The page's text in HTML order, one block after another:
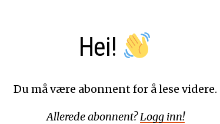
Hei!
Du må være abonnent for å lese videre.
Allerede abonnent?Logg inn!